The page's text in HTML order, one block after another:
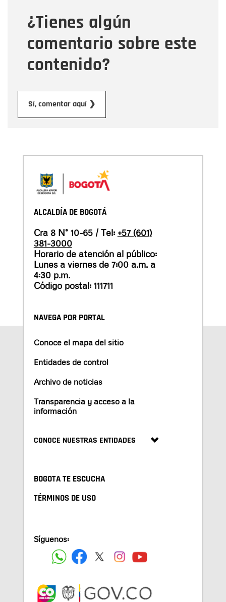
¿Tienes algún
comentario sobre este
contenido?
Sí, comentar aquí ❯
Mensaje
ALCALDÍA DE BOGOTÁ
Cra 8 N° 10-65 / Tel: +57 (601)
381-3000
Horario de atención al público:
Lunes a viernes de 7:00 a.m. a
4:30 p.m.
Código postal: 111711
NAVEGA POR PORTAL
Conoce el mapa del sitio
Entidades de control
Archivo de noticias
Transparencia y acceso a la
información
CONOCE NUESTRAS ENTIDADES
BOGOTA TE ESCUCHA
TÉRMINOS DE USO
Síguenos: